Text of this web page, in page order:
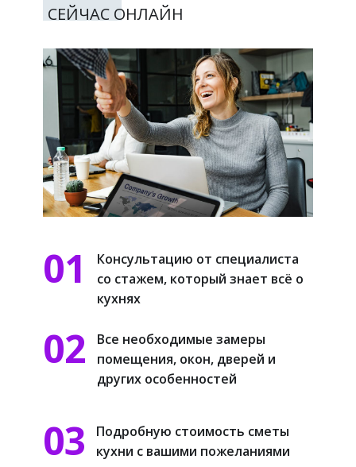
СЕЙЧАС ОНЛАЙН
Консультацию от специа​листа
со стажем, который знает всё о
кухнях
01
Все необходимые замеры
помещения, окон, дверей и
других особенностей
02
Подробную стоимость сметы
кухни с вашими пожеланиями
03